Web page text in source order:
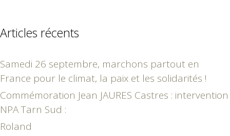
Articles récents
Samedi 26 septembre, marchons partout en
France pour le climat, la paix et les solidarités !
Commémoration Jean JAURES Castres : intervention
NPA Tarn Sud :
Roland